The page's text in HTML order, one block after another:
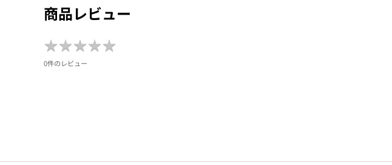
商品レビュー
★★★★★
★★★★★
0件のレビュー